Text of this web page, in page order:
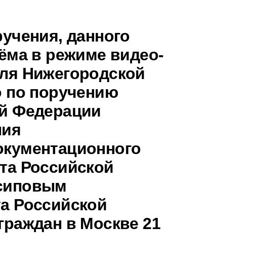
данного
в режиме видео-
Нижегородской
по поручению
Федерации
Российской
Российской
в Москве 21